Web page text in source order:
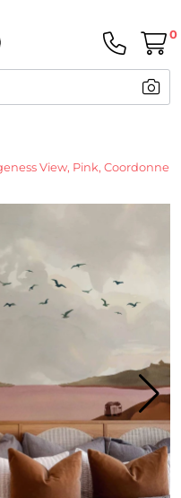
0
View, Pink, Coordonne